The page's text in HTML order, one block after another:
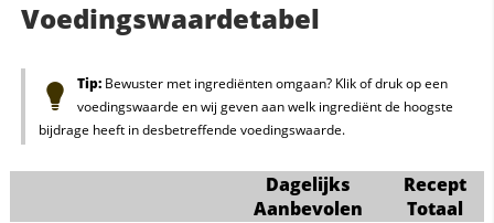
Voedingswaardetabel
Tip:Bewuster met ingrediënten omgaan? Klik of druk op een
voedingswaarde en wij geven aan welk ingrediënt de hoogste
bijdrage heeft in desbetreffende voedingswaarde.
Dagelijks
Aanbevolen
Recept
Totaal